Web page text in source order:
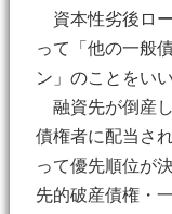
資本性劣後ロ
って「他の一般
ン」のことをいい
融資先が倒産
債権者に配当さ
って優先順位が
先的破産債権・